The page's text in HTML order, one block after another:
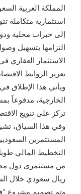
المملكة العربية
استثمارية متكاملة
إلى خبرات محلية
التزامها بتسهيل
الاستثمار العقاري
تعزيز الروابط
ويأتي هذا الإطلاق
تركز على تنويع
وفي هذا السياق،
المستثمرين
التخطيط المالي
ريال سعودي خلال
وتم تصميم مشروع